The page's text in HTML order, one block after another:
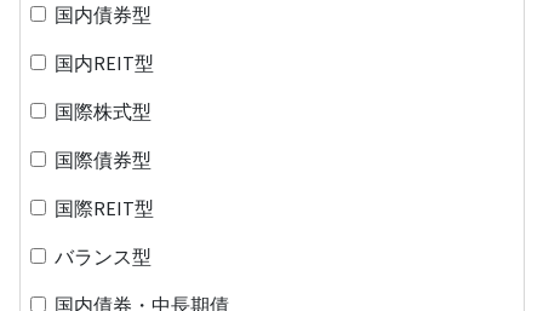
国内債券型
国内REIT型
国際株式型
国際債券型
国際REIT型
バランス型
国内債券・中長期債